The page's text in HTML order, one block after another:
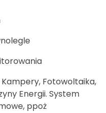
Fotowoltaika,
Energii. System
ppoż